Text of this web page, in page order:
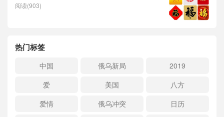
阅读(903)
热门标签
中国 俄乌新局
2019
爱
美国
八方
爱情
俄乌冲突
日历